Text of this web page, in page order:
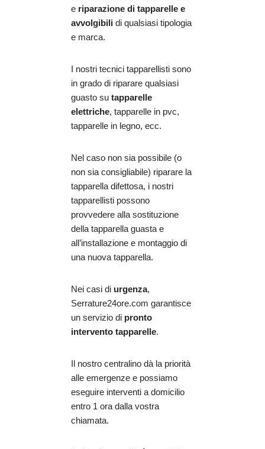
e riparazione di tapparelle e
avvolgibili di qualsiasi tipologia
e marca.
I nostri tecnici tapparellisti sono
in grado di riparare qualsiasi
guasto su tapparelle
elettriche, tapparelle in pvc,
tapparelle in legno, ecc.
Nel caso non sia possibile (o
non sia consigliabile) riparare la
tapparella difettosa, i nostri
tapparellisti possono
provvedere alla sostituzione
della tapparella guasta e
all’installazione e montaggio di
una nuova tapparella.
Nei casi di urgenza,
Serrature24ore.com garantisce
un servizio di pronto
intervento tapparelle.
Il nostro centralino dà la priorità
alle emergenze e possiamo
eseguire interventi a domicilio
entro 1 ora dalla vostra
chiamata.